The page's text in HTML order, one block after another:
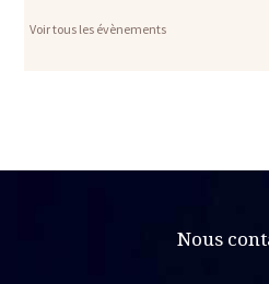
Voir tous les évènements
Nous